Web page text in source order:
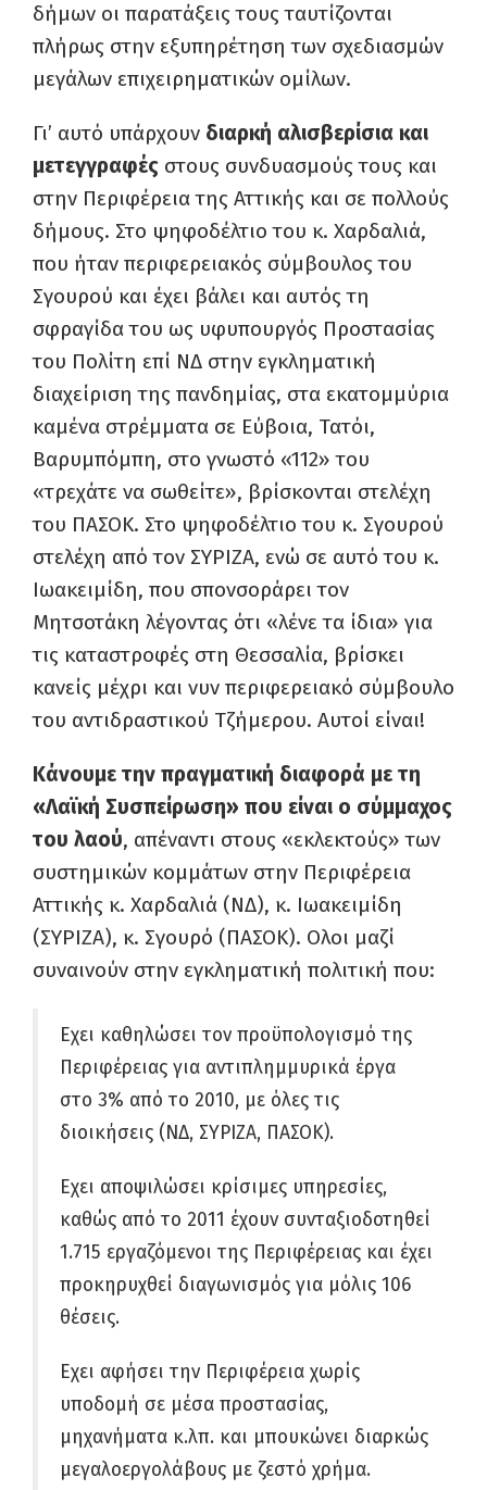
δήμων οι παρατάξεις τους ταυτίζονται
πλήρως στην εξυπηρέτηση των σχεδιασμών
μεγάλων επιχειρηματικών ομίλων.
Γι’ αυτό υπάρχουν διαρκή αλισβερίσια και
μετεγγραφές στους συνδυασμούς τους και
στην Περιφέρεια της Αττικής και σε πολλούς
δήμους. Στο ψηφοδέλτιο του κ. Χαρδαλιά,
που ήταν περιφερειακός σύμβουλος του
Σγουρού και έχει βάλει και αυτός τη
σφραγίδα του ως υφυπουργός Προστασίας
του Πολίτη επί ΝΔ στην εγκληματική
διαχείριση της πανδημίας, στα εκατομμύρια
καμένα στρέμματα σε Εύβοια, Τατόι,
Βαρυμπόμπη, στο γνωστό «112» του
«τρεχάτε να σωθείτε», βρίσκονται στελέχη
του ΠΑΣΟΚ. Στο ψηφοδέλτιο του κ. Σγουρού
στελέχη από τον ΣΥΡΙΖΑ, ενώ σε αυτό του κ.
Ιωακειμίδη, που σπονσοράρει τον
Μητσοτάκη λέγοντας ότι «λένε τα ίδια» για
τις καταστροφές στη Θεσσαλία, βρίσκει
κανείς μέχρι και νυν περιφερειακό σύμβουλο
του αντιδραστικού Τζήμερου. Αυτοί είναι!
Κάνουμε την πραγματική διαφορά με τη
«Λαϊκή Συσπείρωση» που είναι ο σύμμαχος
του λαού, απέναντι στους «εκλεκτούς» των
συστημικών κομμάτων στην Περιφέρεια
Αττικής κ. Χαρδαλιά (ΝΔ), κ. Ιωακειμίδη
(ΣΥΡΙΖΑ), κ. Σγουρό (ΠΑΣΟΚ). Ολοι μαζί
συναινούν στην εγκληματική πολιτική που:
Εχει καθηλώσει τον προϋπολογισμό της
Περιφέρειας για αντιπλημμυρικά έργα
στο 3% από το 2010, με όλες τις
διοικήσεις (ΝΔ, ΣΥΡΙΖΑ, ΠΑΣΟΚ).
Εχει αποψιλώσει κρίσιμες υπηρεσίες,
καθώς από το 2011 έχουν συνταξιοδοτηθεί
1.715 εργαζόμενοι της Περιφέρειας και έχει
προκηρυχθεί διαγωνισμός για μόλις 106
θέσεις.
Εχει αφήσει την Περιφέρεια χωρίς
υποδομή σε μέσα προστασίας,
μηχανήματα κ.λπ. και μπουκώνει διαρκώς
μεγαλοεργολάβους με ζεστό χρήμα.